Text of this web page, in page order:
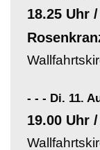
18.25 Uhr
- - - Di. 11.
19.00 Uhr